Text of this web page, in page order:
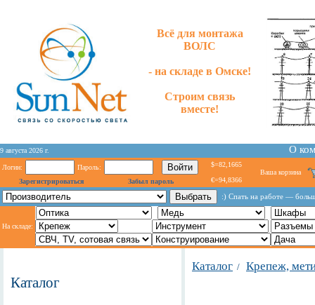
Всё для монтажа
ВОЛС
- на складе в Омске!
Строим связь
вместе!
9 августа 2026 г. О
Логин:
Пароль:
Зарегистрироваться
Забыл пароль
$=82,1665
€=94,8366
Ваша корзина
:) Спать на работе —
На складе:
Каталог
Каталог / Крепеж,